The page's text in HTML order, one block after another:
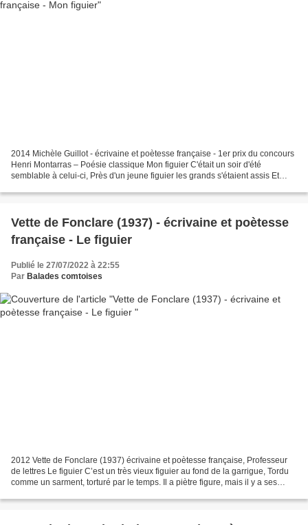
2014 Michèle Guillot - écrivaine et poètesse française - 1er prix du concours
Henri Montarras – Poésie classique Mon figuier C'était un soir d'été
semblable à celui-ci, Près d'un jeune figuier les grands s'étaient assis Et
Vette de Fonclare (1937) - écrivaine et poètesse
française - Le figuier
Publié le 27/07/2022 à 22:55
Par Balades comtoises
2012 Vette de Fonclare (1937) écrivaine et poètesse française, Professeur
de lettres Le figuier C’est un très vieux figuier au fond de la garrigue, Tordu
comme un sarment, torturé par le temps. Il a piètre figure, mais il y a ses